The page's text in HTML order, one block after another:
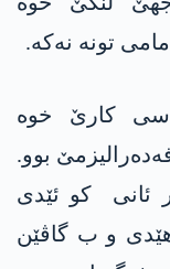
تونە نەکە.
کارێ خوە
بوو.
ئانی کو ئێدی
و ب گاڤێن